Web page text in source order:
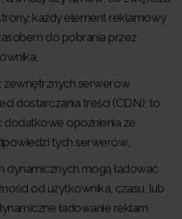
każdy element reklamowy
do pobrania przez
zewnętrznych serwerów
dostarczania treści (CDN); to
opóźnienia ze
tych serwerów,
dynamicznych mogą ładować
od użytkownika, czasu, lub
ładowanie reklam